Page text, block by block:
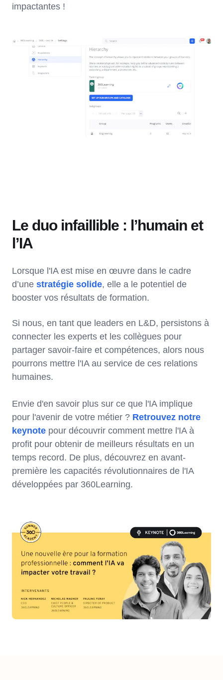
impactantes !
Le duo infaillible : l’humain et
l’IA
Lorsque l'IA est mise en œuvre dans le cadre
d’une stratégie solide, elle a le potentiel de
booster vos résultats de formation.
Si nous, en tant que leaders en L&D, persistons à
connecter les experts et les collègues pour
partager savoir-faire et compétences, alors nous
pourrons mettre l'IA au service de ces relations
humaines.
Envie d'en savoir plus sur ce que l'IA implique
pour l'avenir de votre métier ? Retrouvez notre
keynote pour découvrir comment mettre l'IA à
profit pour obtenir de meilleurs résultats en un
temps record. De plus, découvrez en avant-
première les capacités révolutionnaires de l'IA
développées par 360Learning.